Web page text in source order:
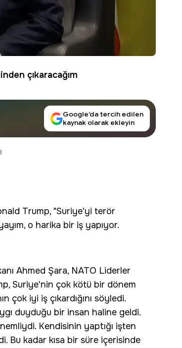
çıkaracağım
Google’da tercih edilen
kaynak olarak ekleyin
Trump, "Suriye'yi terör
o harika bir iş yapıyor.
Ahmed Şara, NATO Liderler
Suriye'nin çok kötü bir dönem
çok iyi iş çıkardığını söyledi.
duyduğu bir insan haline geldi.
Kendisinin yaptığı işten
Bu kadar kısa bir süre içerisinde